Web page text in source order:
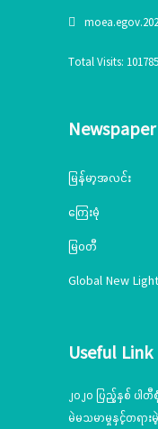
Total Visits:
Newspaper
မြန်မာ့အလင်း
ကြေးမုံ
မြဝတီ
Global New
Useful Link
၂၀၂၀ ပြည့်နှစ် ပ
မဲမသမာမှုနှင့်တရားမဲ့